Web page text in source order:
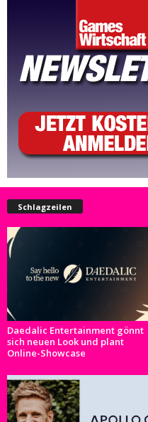
Schlagzeilen
Daedalic Entertainment gönnt
sich neuen Look und plant
Online-Showcase